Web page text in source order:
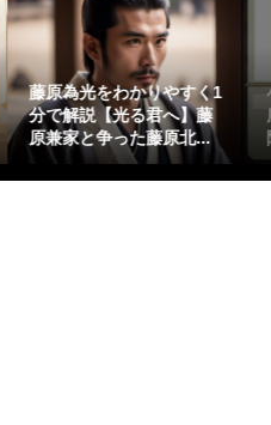
藤原為光をわかりやすく1
分で解説【光る君へ】藤
原兼家と争った藤原北...